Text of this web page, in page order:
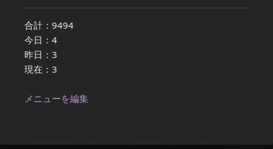
合計：9494
今日：4
昨日：3
現在：3
メニューを編集